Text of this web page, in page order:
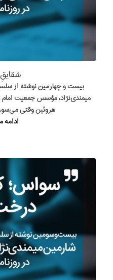
بیست و چهارمین نوشته از
میمندی‌نژاد، مؤسس جمعیت
هروئین وقتی